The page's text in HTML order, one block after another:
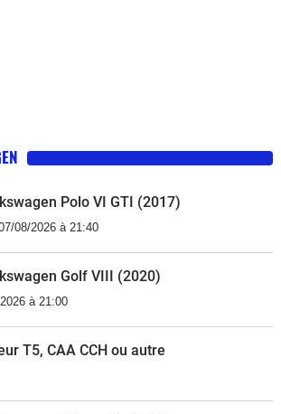
Polo VI GTI (2017)
08/2026 à 21:40
Golf VIII (2020)
à 21:00
T5, CAA CCH ou autre